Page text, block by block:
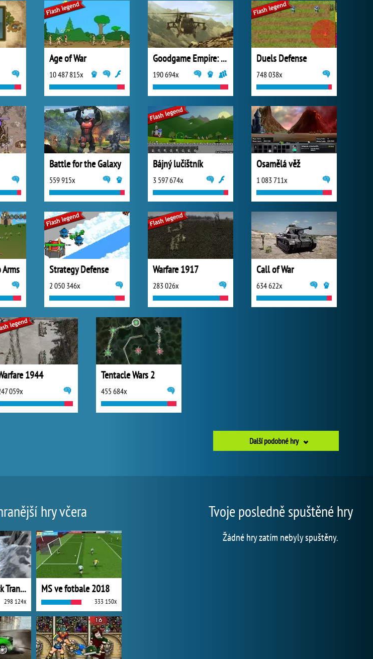
Age of War
10 487 815x
Goodgame Empire: World War 3
190 694x
Duels Defense
748 038x
Battle for the Galaxy
559 915x
Bájný lučištník
3 597 674x
Osamělá věž
1 083 711x
Strategy Defense
2 050 346x
Warfare 1917
283 026x
Call of War
634 622x
1944
059x
Tentacle Wars 2
455 684x
Další podobné hry
hry včera
Mountain Truck Transport
298 124x
MS ve fotbale 2018
333 150x
Tvoje posledně spuštěné hry
Žádné hry zatím nebyly spuštěny.